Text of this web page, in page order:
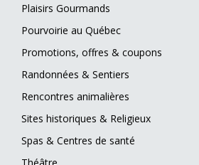
Plaisirs Gourmands
Pourvoirie au Québec
Promotions, offres & coupons
Randonnées & Sentiers
Rencontres animalières
Sites historiques & Religieux
Spas & Centres de santé